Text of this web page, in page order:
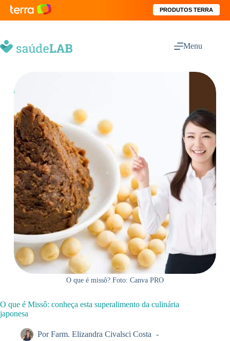
PRODUTOS TERRA
Menu
O que é missô? Foto: Canva PRO
O que é Missô: conheça esta superalimento da culinária
japonesa
Por Farm. Elizandra Civalsci Costa